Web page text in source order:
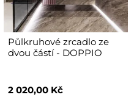
Půlkruhové zrcadlo ze
dvou částí - DOPPIO
2 020,00 Kč